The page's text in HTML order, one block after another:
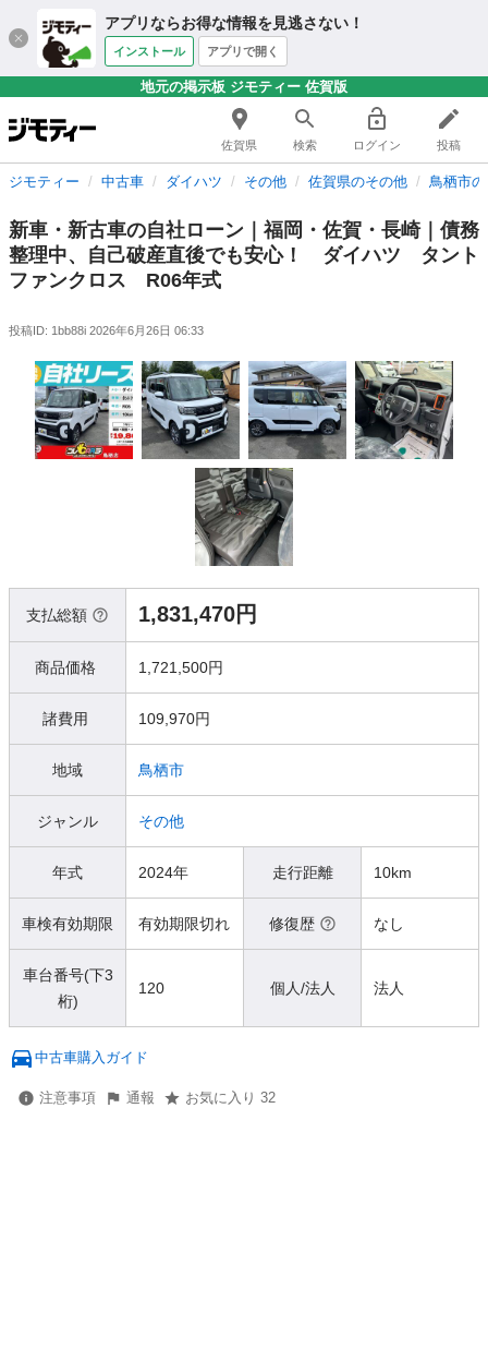
アプリならお得な情報を見逃さない！
インストール アプリで開く
地元の掲示板 ジモティー 佐賀版
佐賀県 検索 ログイン 投稿
ジモティー 中古車 ダイハツ その他 佐賀県のその他 鳥栖市
新車・新古車の自社ローン｜福岡・佐賀・長崎｜債務
整理中、自己破産直後でも安心！ ダイハツ タント
ファンクロス R06年式
投稿ID: 1bb88i 2026年6月26日 06:33
支払総額 1,831,470円
商品価格 1,721,500円
諸費用 109,970円
地域 鳥栖市
ジャンル その他
年式 2024年 走行距離 10km
車検有効期限 有効期限切れ 修復歴 なし
車台番号(下3
桁)
120 個人/法人 法人
中古車購入ガイド
注意事項 通報 お気に入り 32